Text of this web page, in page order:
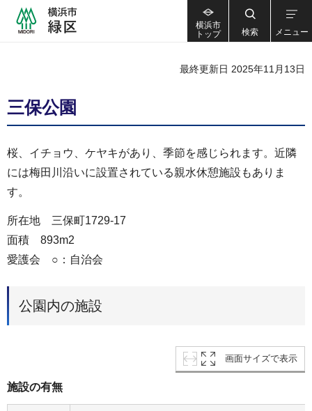
横浜市
トップ
検索 メニュー
最終更新日 2025年11月13日
三保公園
桜、イチョウ、ケヤキがあり、季節を感じられます。近隣
には梅田川沿いに設置されている親水休憩施設もありま
す。
所在地 三保町1729-17
面積 893m2
愛護会 ○：自治会
公園内の施設
画面サイズで表示
施設の有無